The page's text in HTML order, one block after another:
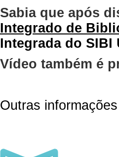
Sabia que após
Integrado de
Integrada do SIBI
Vídeo também é
Outras